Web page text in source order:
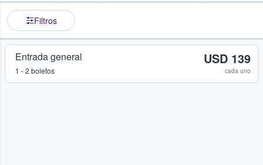
Filtros
Entrada general
1 - 2 boletos
USD 139
cada uno